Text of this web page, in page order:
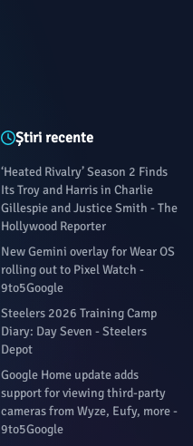
Știri recente
‘Heated Rivalry’ Season 2 Finds
Its Troy and Harris in Charlie
Gillespie and Justice Smith - The
Hollywood Reporter
New Gemini overlay for Wear OS
rolling out to Pixel Watch -
9to5Google
Steelers 2026 Training Camp
Diary: Day Seven - Steelers
Depot
Google Home update adds
support for viewing third-party
cameras from Wyze, Eufy, more -
9to5Google